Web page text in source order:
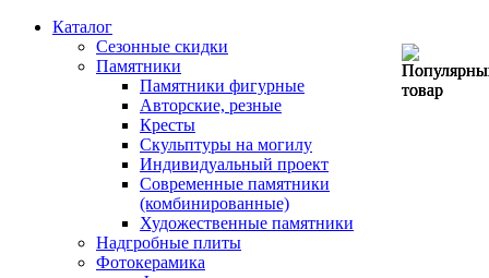
Каталог
Сезонные скидки
Памятники
Памятники фигурные
Авторские, резные
Кресты
Скульптуры на могилу
Индивидуальный проект
Современные памятники
(комбинированные)
Художественные памятники
Надгробные плиты
Фотокерамика